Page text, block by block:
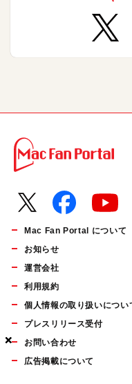
×
×
×
Mac Fan Portal について
お知らせ
運営会社
利用規約
個人情報の取り扱いについ
プレスリリース受付
お問い合わせ
広告掲載について